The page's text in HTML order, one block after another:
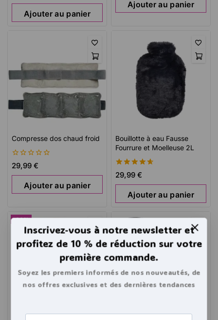
Ajouter au panier
Ajouter au panier
Compresse dos chaud froid
0
de
5
29,99 €
Ajouter au panier
Bouillotte à eau Fausse
Fourrure et Moelleuse 2L
4.70
de 5
29,99 €
Ajouter au panier
-20%
Inscrivez-vous à notre newsletter et
profitez de 10 % de réduction sur votre
première commande.
Soyez les premiers informés de nos nouveautés, de
nos offres exclusives et des dernières tendances